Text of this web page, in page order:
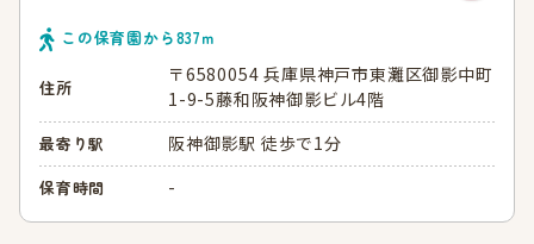
この保育園から837ｍ
住所
〒6580054 兵庫県神戸市東灘区御影中町
1-9-5藤和阪神御影ビル4階
最寄り駅 阪神御影駅 徒歩で1分
保育時間 -